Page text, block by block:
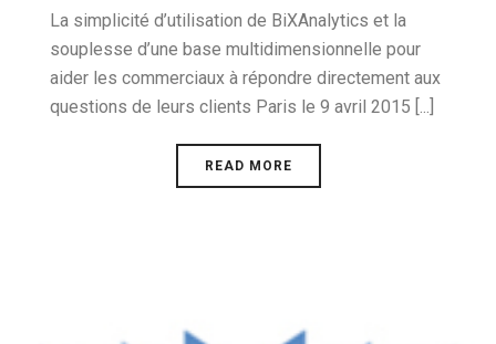
La simplicité d’utilisation de BiXAnalytics et la
souplesse d’une base multidimensionnelle pour
aider les commerciaux à répondre directement aux
questions de leurs clients Paris le 9 avril 2015 [...]
READ MORE